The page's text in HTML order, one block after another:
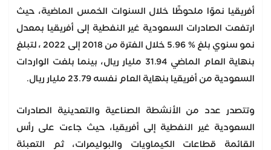
أفريقيا نموًا ملحوظًا خلال السنوات الخمس الماضية، حيث
ارتفعت الصادرات السعودية غير النفطية إلى أفريقيا بمعدل
نمو سنوي بلغ % 5.96 خلال الفترة من 2018 إلى 2022 ، لتبلغ
بنهاية العام الماضي 31.94 مليار ريال، بينما بلغت الواردات
السعودية من أفريقيا بنهاية العام نفسه 23.79 مليار ريال.
وتتصدر عدد من الأنشطة الصناعية والتعدينية الصادرات
السعودية غير النفطية إلى أفريقيا، حيث جاءت على رأس
القائمة قطاعات الكيماويات والبوليمرات، ثم التعبئة